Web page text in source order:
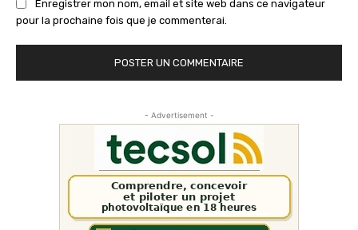
Enregistrer mon nom, email et site web dans ce navigateur
pour la prochaine fois que je commenterai.
- Advertisement -